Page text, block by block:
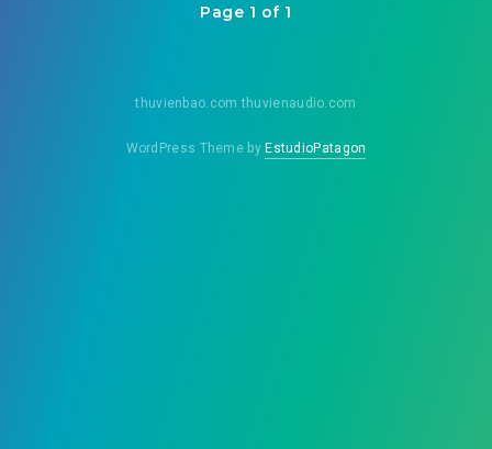
Page 1 of 1
thuvienbao.com thuvienaudio.com
WordPress Theme byEstudioPatagon